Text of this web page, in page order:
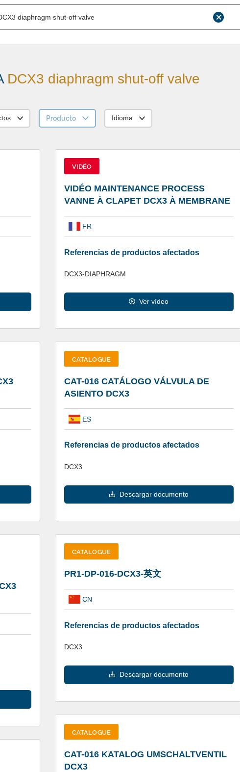
DCX3 diaphragm shut-off valve
Producto Idioma
VIDÉO
VIDÉO MAINTENANCE PROCESS
VANNE À CLAPET DCX3 À MEMBRANE
FR
Referencias de productos afectados
DCX3-DIAPHRAGM
Ver vídeo
CATALOGUE
CAT-016 CATÁLOGO VÁLVULA DE
ASIENTO DCX3
ES
Referencias de productos afectados
DCX3
Descargar documento
CATALOGUE
PR1-DP-016-DCX3-英文
CN
Referencias de productos afectados
DCX3
Descargar documento
CATALOGUE
CAT-016 KATALOG UMSCHALTVENTIL
DCX3